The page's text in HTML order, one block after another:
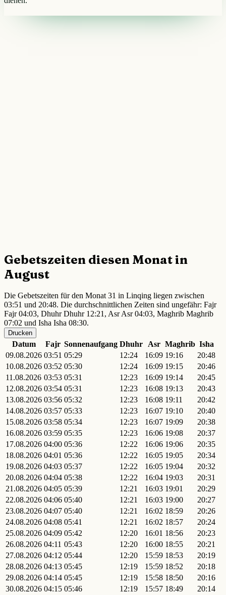
Gebetszeiten diesen Monat in
August
Die Gebetszeiten für den Monat 31 in Linqing liegen zwischen
03:51 und 20:48. Die durchschnittlichen Zeiten sind ungefähr: Fajr
Fajr 04:03, Dhuhr Dhuhr 12:21, Asr Asr 04:03, Maghrib Maghrib
07:02 und Isha Isha 08:30.
Drucken
Datum Fajr Sonnenaufgang Dhuhr Asr Maghrib Isha
09.08.2026 03:51 05:29 12:24 16:09 19:16
20:48
10.08.2026 03:52 05:30 12:24 16:09 19:15
20:46
11.08.2026 03:53 05:31 12:23 16:09 19:14
20:45
12.08.2026 03:54 05:31 12:23 16:08 19:13
20:43
13.08.2026 03:56 05:32 12:23 16:08 19:11
20:42
14.08.2026 03:57 05:33 12:23 16:07 19:10
20:40
15.08.2026 03:58 05:34 12:23 16:07 19:09
20:38
16.08.2026 03:59 05:35 12:23 16:06 19:08
20:37
17.08.2026 04:00 05:36 12:22 16:06 19:06
20:35
18.08.2026 04:01 05:36 12:22 16:05 19:05
20:34
19.08.2026 04:03 05:37 12:22 16:05 19:04
20:32
20.08.2026 04:04 05:38 12:22 16:04 19:03
20:31
21.08.2026 04:05 05:39 12:21 16:03 19:01
20:29
22.08.2026 04:06 05:40 12:21 16:03 19:00
20:27
23.08.2026 04:07 05:40 12:21 16:02 18:59
20:26
24.08.2026 04:08 05:41 12:21 16:02 18:57
20:24
25.08.2026 04:09 05:42 12:20 16:01 18:56
20:23
26.08.2026 04:11 05:43 12:20 16:00 18:55
20:21
27.08.2026 04:12 05:44 12:20 15:59 18:53
20:19
28.08.2026 04:13 05:45 12:19 15:59 18:52
20:18
29.08.2026 04:14 05:45 12:19 15:58 18:50
20:16
30.08.2026 04:15 05:46 12:19 15:57 18:49
20:14